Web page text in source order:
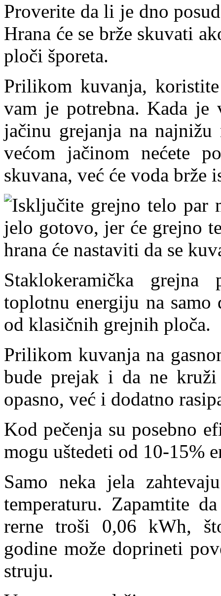
Proverite da li je dno
Hrana će se brže skuvati
ploči šporeta.
Prilikom kuvanja,
vam je potrebna. Kada je
jačinu grejanja na
većom jačinom nećete
skuvana, već će voda brže
Isključite grejno telo par
jelo gotovo, jer će grejno
hrana će nastaviti da se
Staklokeramička
toplotnu energiju na samo
od klasičnih grejnih ploča.
Prilikom kuvanja na
bude prejak i da ne
opasno, već i dodatno
Kod pečenja su posebno
mogu uštedeti od 10-15%
Samo neka jela
temperaturu. Zapamtite
rerne troši 0,06 kWh,
godine može doprineti
struju.